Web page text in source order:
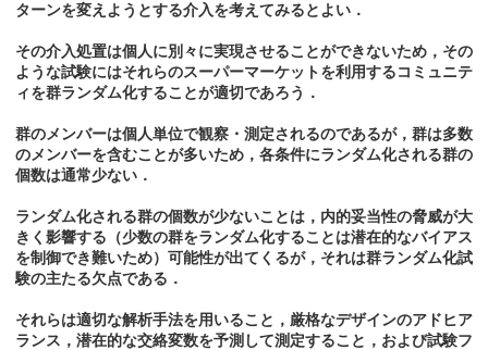
ターンを変えようとする介入を考えてみるとよい．
その介入処置は個人に別々に実現させることができないため，その
ような試験にはそれらのスーパーマーケットを利用するコミュニテ
ィを群ランダム化することが適切であろう．
群のメンバーは個人単位で観察・測定されるのであるが，群は多数
のメンバーを含むことが多いため，各条件にランダム化される群の
個数は通常少ない．
ランダム化される群の個数が少ないことは，内的妥当性の脅威が大
きく影響する（少数の群をランダム化することは潜在的なバイアス
を制御でき難いため）可能性が出てくるが，それは群ランダム化試
験の主たる欠点である．
それらは適切な解析手法を用いること，厳格なデザインのアドヒア
ランス，潜在的な交絡変数を予測して測定すること，および試験フ